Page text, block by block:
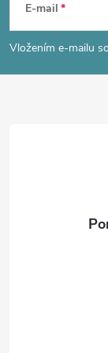
p
E-mail
Vložením e-mailu